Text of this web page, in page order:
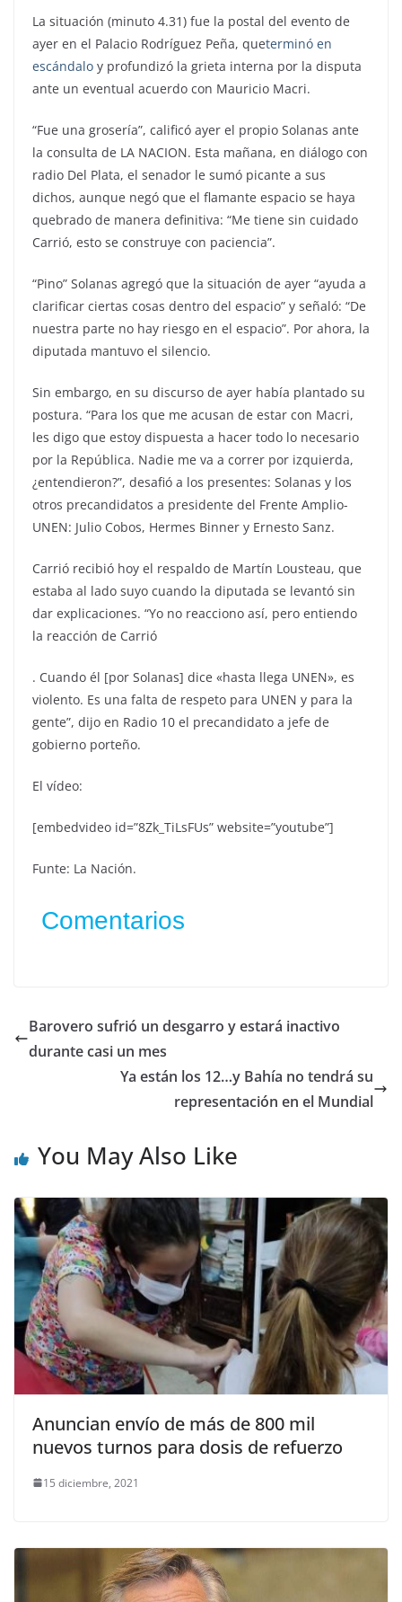
La situación (minuto 4.31) fue la postal del evento de
ayer en el Palacio Rodríguez Peña, queterminó en
escándalo y profundizó la grieta interna por la disputa
ante un eventual acuerdo con Mauricio Macri.
“Fue una grosería”, calificó ayer el propio Solanas ante
la consulta de LA NACION. Esta mañana, en diálogo con
radio Del Plata, el senador le sumó picante a sus
dichos, aunque negó que el flamante espacio se haya
quebrado de manera definitiva: “Me tiene sin cuidado
Carrió, esto se construye con paciencia”.
“Pino” Solanas agregó que la situación de ayer “ayuda a
clarificar ciertas cosas dentro del espacio” y señaló: “De
nuestra parte no hay riesgo en el espacio”. Por ahora, la
diputada mantuvo el silencio.
Sin embargo, en su discurso de ayer había plantado su
postura. “Para los que me acusan de estar con Macri,
les digo que estoy dispuesta a hacer todo lo necesario
por la República. Nadie me va a correr por izquierda,
¿entendieron?”, desafió a los presentes: Solanas y los
otros precandidatos a presidente del Frente Amplio-
UNEN: Julio Cobos, Hermes Binner y Ernesto Sanz.
Carrió recibió hoy el respaldo de Martín Lousteau, que
estaba al lado suyo cuando la diputada se levantó sin
dar explicaciones. “Yo no reacciono así, pero entiendo
la reacción de Carrió
. Cuando él [por Solanas] dice «hasta llega UNEN», es
violento. Es una falta de respeto para UNEN y para la
gente”, dijo en Radio 10 el precandidato a jefe de
gobierno porteño.
El vídeo:
[embedvideo id=”8Zk_TiLsFUs” website=”youtube”]
Funte: La Nación.
Comentarios
Barovero sufrió un desgarro y estará inactivo
durante casi un mes
Ya están los 12…y Bahía no tendrá su
representación en el Mundial
You May Also Like
Anuncian envío de más de 800 mil
nuevos turnos para dosis de refuerzo
15 diciembre, 2021